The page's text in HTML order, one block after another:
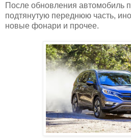
После обновления автомобиль
подтянутую переднюю часть,
новые фонари и прочее.